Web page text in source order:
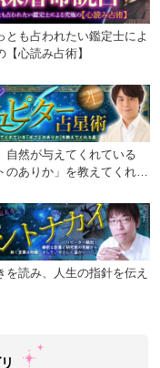
とも占われたい鑑定士によ
【心読み占術】
自然が与えてくれている
のありか」を教えてくれる
を読み、人生の指針を伝え